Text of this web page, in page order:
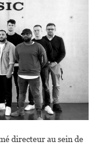
directeur au sein de